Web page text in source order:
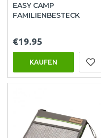
EASY CAMP
FAMILIENBESTECK
€19.95
KAUFEN